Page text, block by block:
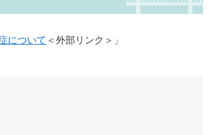
について ＜外部リンク＞ 」